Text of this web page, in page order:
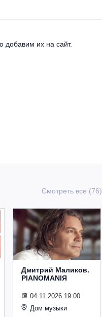
добавим их на сайт.
Смотреть все (76)
Дмитрий Маликов.
PIANOMANIЯ
04.11.2026 19:00
Дом музыки